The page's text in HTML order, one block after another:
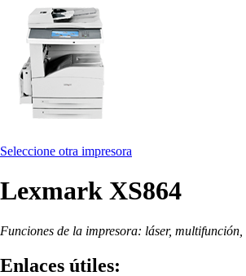
Seleccione otra impresora
Lexmark XS864
Funciones de la impresora: láser,
Enlaces útiles: